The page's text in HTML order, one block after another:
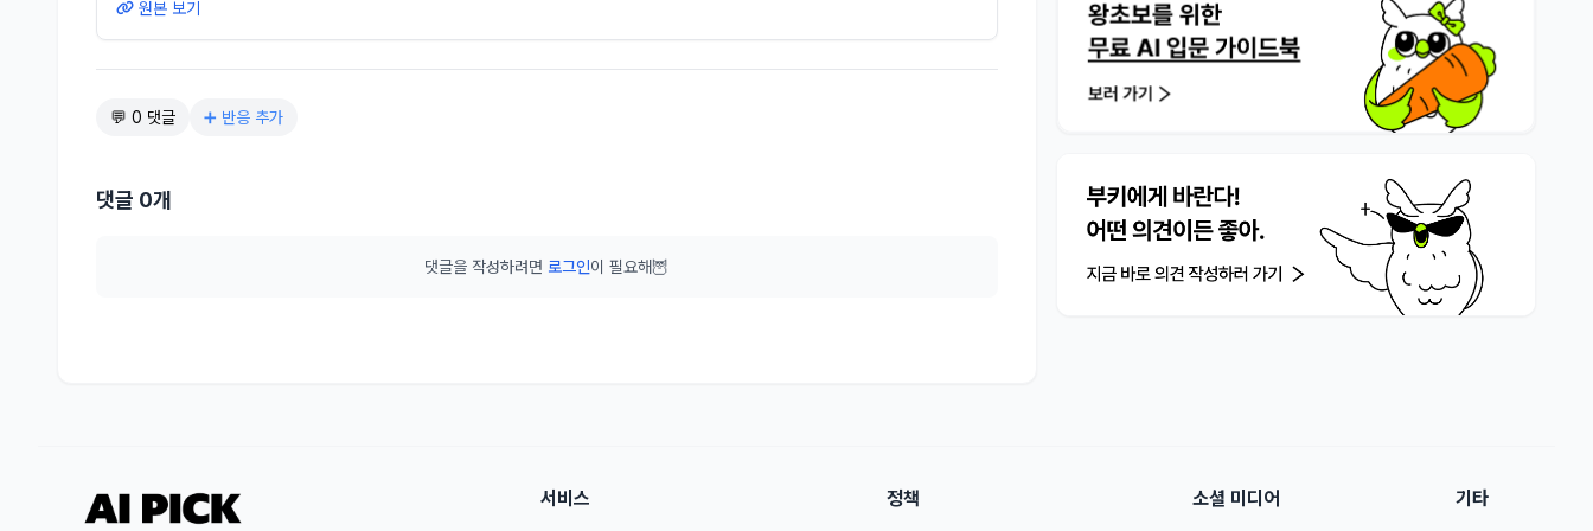
원본 보기
💬 0 댓글 ➕ 반응 추가
댓글 0개
댓글을 작성하려면 로그인이 필요해🦉
서비스 정책 소셜 미디어 기타